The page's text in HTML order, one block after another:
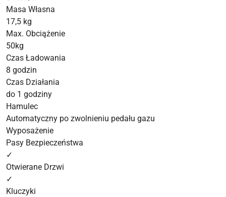
Masa Własna
17,5 kg
Max. Obciążenie
50kg
Czas Ładowania
8 godzin
Czas Działania
do 1 godziny
Hamulec
Automatyczny po zwolnieniu pedału gazu
Wyposażenie
Pasy Bezpieczeństwa
✓
Otwierane Drzwi
✓
Kluczyki